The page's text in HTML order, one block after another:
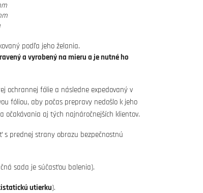
podľa jeho želania.
a vyrobený na mieru a je nutné ho
ochrannej fólie a následne expedovaný v
fóliou, aby počas prepravy nedošlo k jeho
očakávania aj tých najnáročnejších klientov.
prednej strany obrazu bezpečnostnú
sada je súčasťou balenia).
utierku).